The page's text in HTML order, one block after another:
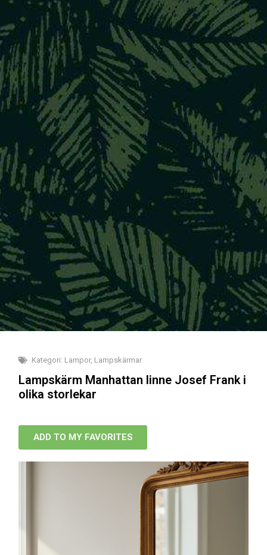
Kategori: Lampor, Lampskärmar
Lampskärm Manhattan linne Josef Frank i
olika storlekar
ADD TO MY FAVORITES